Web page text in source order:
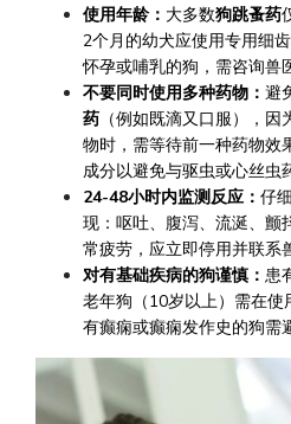
使用年龄： 大多数狗跳蚤药
2个月的幼犬应使用专用细
怀孕或哺乳的狗，需咨询兽
不要同时使用多种药物： 避
药 （例如既滴又口服），
物时，需等待前一种药物效
成分以避免与驱虫或心丝虫
24-48小时内监测反应： 仔
现：呕吐、腹泻、流涎、颤
常疲劳，应立即停用并联系
对有基础疾病的狗谨慎： 患
老年狗（10岁以上）需在使
有癫痫或癫痫发作史的狗需